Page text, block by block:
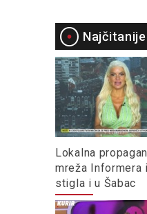
Najčitanije
Lokalna
mreža Informera
stigla i u Šabac